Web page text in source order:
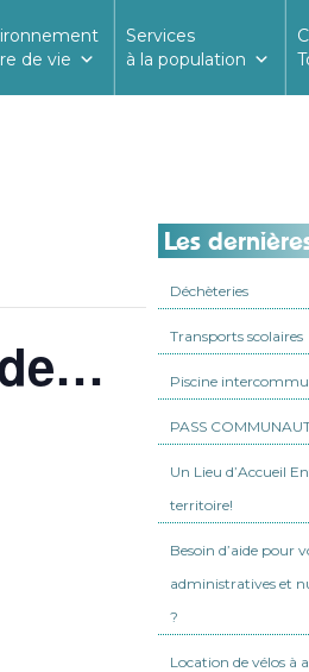
de vie
Services
à la population
Les
Déchèteries
Transports scolaires
Piscine
PASS
Un Lieu d’Accueil
territoire!
Besoin d’aide pour
administratives et
?
Location de vélos à